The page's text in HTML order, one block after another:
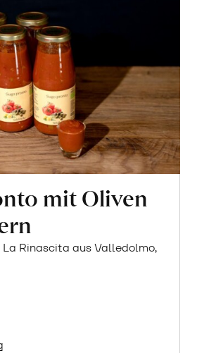
mit Oliven
Rinascita aus Valledolmo,